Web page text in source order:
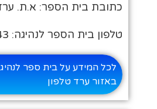
כתובת בית הספר: א.ת. ערד
טלפון בית הספר לנהיגה: 765405743
לכל המידע על בית ספר
באזור ערד טלפון